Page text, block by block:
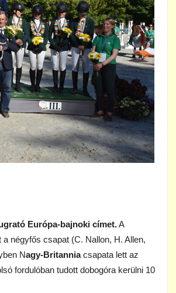
Európa-bajnoki címet.A
négyfős csapat (C. Nallon, H. Allen,
Nagy-Britanniacsapata lett az
fordulóban tudott dobogóra kerülni 10